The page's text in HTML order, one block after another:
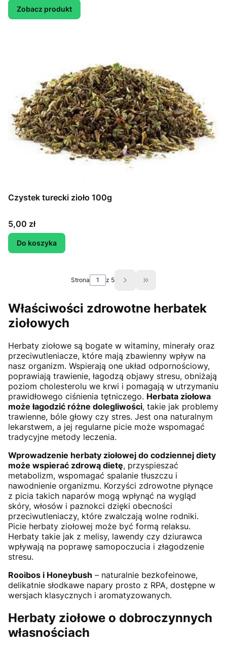
Zobacz produkt
Czystek turecki zioło 100g
Cena
5,00 zł
Do koszyka
Strona z 5 Przejdź do ostatniej
Właściwości zdrowotne herbatek
ziołowych
Herbaty ziołowe są bogate w witaminy, minerały oraz
przeciwutleniacze, które mają zbawienny wpływ na
nasz organizm. Wspierają one układ odpornościowy,
poprawiają trawienie, łagodzą objawy stresu, obniżają
poziom cholesterolu we krwi i pomagają w utrzymaniu
prawidłowego ciśnienia tętniczego. Herbata ziołowa
może łagodzić różne dolegliwości, takie jak problemy
trawienne, bóle głowy czy stres. Jest ona naturalnym
lekarstwem, a jej regularne picie może wspomagać
tradycyjne metody leczenia.
Wprowadzenie herbaty ziołowej do codziennej diety
może wspierać zdrową dietę, przyspieszać
metabolizm, wspomagać spalanie tłuszczu i
nawodnienie organizmu. Korzyści zdrowotne płynące
z picia takich naparów mogą wpłynąć na wygląd
skóry, włosów i paznokci dzięki obecności
przeciwutleniaczy, które zwalczają wolne rodniki.
Picie herbaty ziołowej może być formą relaksu.
Herbaty takie jak z melisy, lawendy czy dziurawca
wpływają na poprawę samopoczucia i złagodzenie
stresu.
Rooibos i Honeybush – naturalnie bezkofeinowe,
delikatnie słodkawe napary prosto z RPA, dostępne w
wersjach klasycznych i aromatyzowanych.
Herbaty ziołowe o dobroczynnych
własnościach